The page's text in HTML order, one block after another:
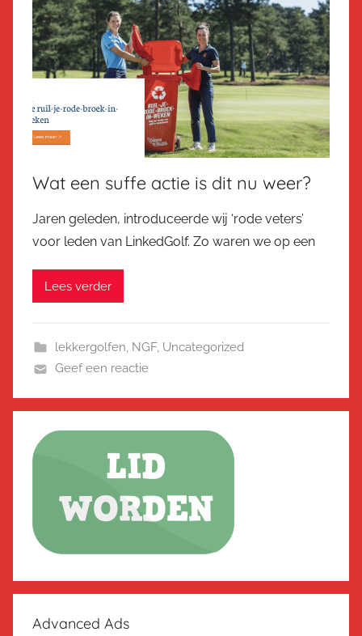
Wat een suffe actie is dit nu weer?
Jaren geleden, introduceerde wij ‘rode veters’
voor leden van LinkedGolf. Zo waren we op een
Lees verder
lekkergolfen, NGF, Uncategorized
Geef een reactie
Advanced Ads